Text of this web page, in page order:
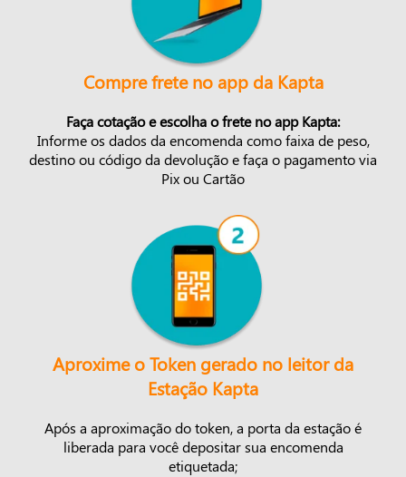
Compre frete no app da Kapta
Faça cotação e escolha o frete no app Kapta:
Informe os dados da encomenda como faixa de peso,
destino ou código da devolução e faça o pagamento via
Pix ou Cartão
Aproxime o Token gerado no leitor da
Estação Kapta
Após a aproximação do token, a porta da estação é
liberada para você depositar sua encomenda
etiquetada;